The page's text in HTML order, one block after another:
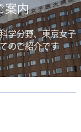
案内
学分野、東京女子
のご紹介です